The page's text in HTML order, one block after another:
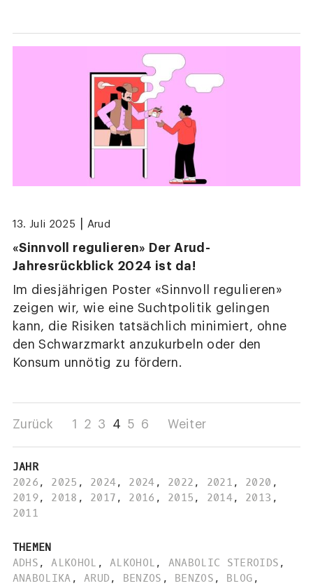
13. Juli 2025 Arud
«Sinnvoll regulieren» Der Arud-
Jahresrückblick 2024 ist da!
Im diesjährigen Poster «Sinnvoll regulieren»
zeigen wir, wie eine Suchtpolitik gelingen
kann, die Risiken tatsächlich minimiert, ohne
den Schwarzmarkt anzukurbeln oder den
Konsum unnötig zu fördern.
Zurück 1 2 3 4 5 6 Weiter
JAHR
2026 , 2025 , 2024, 2024 , 2022 , 2021 , 2020 ,
2019, 2018 , 2017 , 2016 , 2015 , 2014, 2013 ,
2011
THEMEN
ADHS , ALKOHOL , ALKOHOL , ANABOLIC STEROIDS ,
ANABOLIKA , ARUD , BENZOS , BENZOS , BLOG ,